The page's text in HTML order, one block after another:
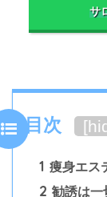
サ
目次 [
1 痩身エス
2 勧誘は一